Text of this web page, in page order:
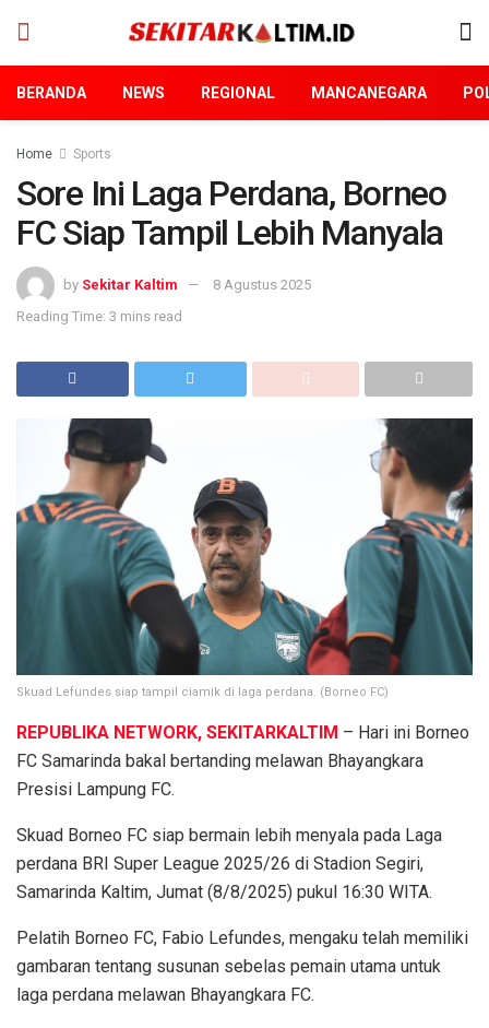
BERANDA NEWS REGIONAL MANCANEGARA
Home Sports
Sore Ini Laga Perdana, Borneo
FC Siap Tampil Lebih Manyala
by Sekitar Kaltim
8 Agustus 2025
Reading Time: 3 mins read
Skuad Lefundes siap tampil ciamik di laga perdana. (Borneo FC)
REPUBLIKA NETWORK, SEKITARKALTIM – Hari ini Borneo
FC Samarinda bakal bertanding melawan Bhayangkara
Presisi Lampung FC.
Skuad Borneo FC siap bermain lebih menyala pada Laga
perdana BRI Super League 2025/26 di Stadion Segiri,
Samarinda Kaltim, Jumat (8/8/2025) pukul 16:30 WITA.
Pelatih Borneo FC, Fabio Lefundes, mengaku telah memiliki
gambaran tentang susunan sebelas pemain utama untuk
laga perdana melawan Bhayangkara FC.